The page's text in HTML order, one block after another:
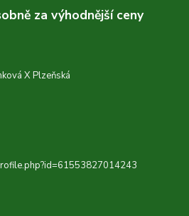
za výhodnější ceny
X Plzeňská